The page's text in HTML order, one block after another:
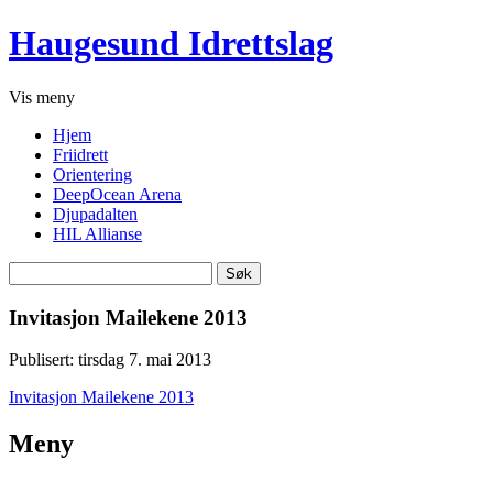
Haugesund Idrettslag
Vis meny
Hjem
Friidrett
Orientering
DeepOcean Arena
Djupadalten
HIL Allianse
etter:
Invitasjon Mailekene 2013
Publisert: tirsdag 7. mai 2013
Invitasjon Mailekene 2013
Meny